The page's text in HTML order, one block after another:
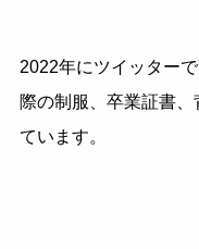
2022年にツイッター
際の制服、卒業証書
ています。